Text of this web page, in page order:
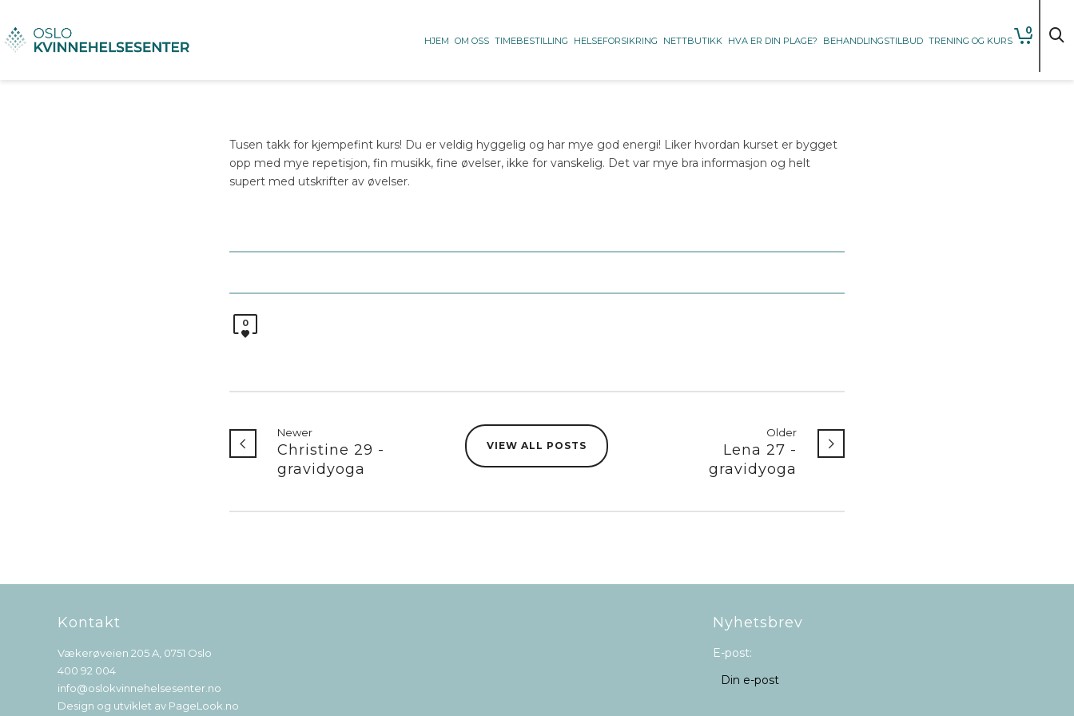
0
HJEM OM OSS TIMEBESTILLING HELSEFORSIKRING NETTBUTIKK HVA ER DIN PLAGE? BEHANDLINGSTILBUD TRENING OG KURS
Tusen takk for kjempefint kurs! Du er veldig hyggelig og har mye god energi! Liker hvordan kurset er bygget
opp med mye repetisjon, fin musikk, fine øvelser, ikke for vanskelig. Det var mye bra informasjon og helt
supert med utskrifter av øvelser.
0
Newer
Christine 29 -
gravidyoga
VIEW ALL POSTS
Older
Lena 27 -
gravidyoga
Kontakt
Vækerøveien 205 A, 0751 Oslo
400 92 004
info@oslokvinnehelsesenter.no
Design og utviklet av PageLook.no
Nyhetsbrev
E-post: